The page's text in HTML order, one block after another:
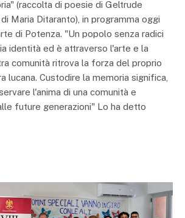
(raccolta di poesie di Geltrude
Maria Ditaranto), in programma oggi
di Potenza. "Un popolo senza radici
identità ed è attraverso l'arte e la
comunità ritrova la forza del proprio
lucana. Custodire la memoria significa,
l'anima di una comunità e
future generazioni" Lo ha detto